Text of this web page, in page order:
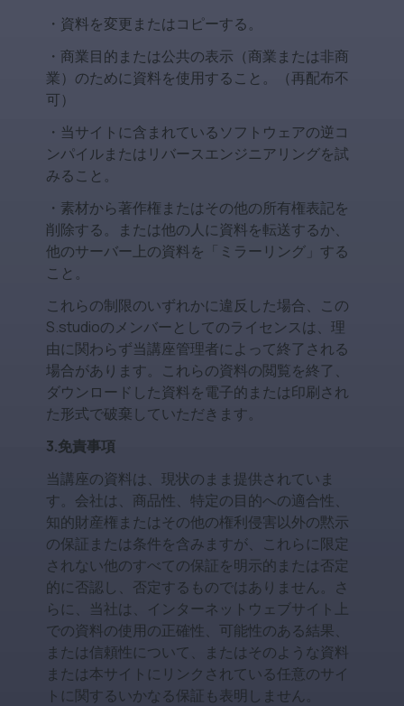
・資料を変更またはコピーする。
・商業目的または公共の表示（商業または非商
業）のために資料を使用すること。（再配布不
可）
・当サイトに含まれているソフトウェアの逆コ
ンパイルまたはリバースエンジニアリングを試
みること。
・素材から著作権またはその他の所有権表記を
削除する。または他の人に資料を転送するか、
他のサーバー上の資料を「ミラーリング」する
こと。
これらの制限のいずれかに違反した場合、この
S.studioのメンバーとしてのライセンスは、理
由に関わらず当講座管理者によって終了される
場合があります。これらの資料の閲覧を終了、
ダウンロードした資料を電子的または印刷され
た形式で破棄していただきます。
3.免責事項
当講座の資料は、現状のまま提供されていま
す。会社は、商品性、特定の目的への適合性、
知的財産権またはその他の権利侵害以外の黙示
の保証または条件を含みますが、これらに限定
されない他のすべての保証を明示的または否定
的に否認し、否定するものではありません。さ
らに、当社は、インターネットウェブサイト上
での資料の使用の正確性、可能性のある結果、
または信頼性について、またはそのような資料
または本サイトにリンクされている任意のサイ
トに関するいかなる保証も表明しません。